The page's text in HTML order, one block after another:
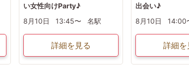
い女性向けParty♪
8月10日
13:45〜 名駅
詳細を見る
出会い♪
8月10日
14:00
詳細を